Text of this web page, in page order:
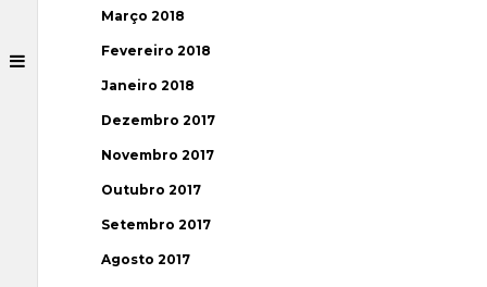
Março 2018
Fevereiro 2018
Janeiro 2018
Dezembro 2017
Novembro 2017
Outubro 2017
Setembro 2017
Agosto 2017